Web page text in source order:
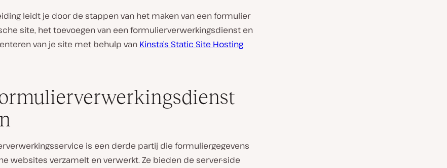
leidt je door de stappen van het maken van een formulier
site, het toevoegen van een formulierverwerkingsdienst en
van je site met behulp van Kinsta’s Static Site Hosting
is een derde partij die formuliergegevens
websites verzamelt en verwerkt. Ze bieden de server-side